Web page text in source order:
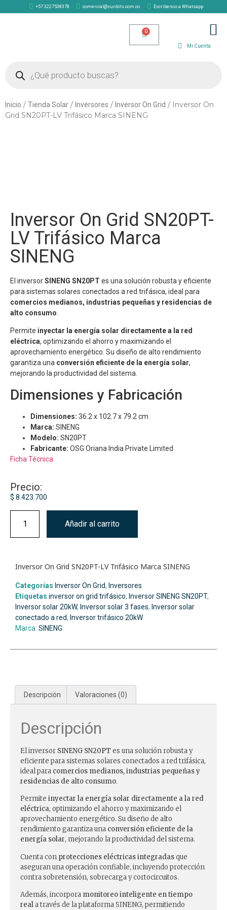
+57 3227538378 comercial@sunbits.com.co Escríbenos a Whatsapp
Mi Cuenta
Inicio / Tienda Solar / Inversores / Inversor On Grid / Inversor On
Grid SN20PT-LV Trifásico Marca SINENG
Inversor On Grid SN20PT-
LV Trifásico Marca
SINENG
El inversorSINENG SN20PT es una solución robusta y eficiente
para sistemas solares conectados a red trifásica, ideal para
comercios medianos, industrias pequeñas y residencias de
alto consumo
Permite inyectar la energía solar directamente a la red
eléctrica, optimizando el ahorro y maximizando el
aprovechamiento energético. Su diseño de alto rendimiento
garantiza una conversión eficiente de la energía solar,
mejorando la productividad del sistema.
Dimensiones y Fabricación
Dimensiones: 36.2 x 102.7 x 79.2 cm
Marca: SINENG
Modelo: SN20PT
Fabricante: OSG Oriana India Private Limited
Ficha Técnica
Precio:
$ 8.423.700
Añadir al carrito
Inversor On Grid SN20PT-LV Trifásico Marca SINENG
Categorías Inversor On Grid, Inversores
Etiquetas inversor on grid trifásico, Inversor SINENG SN20PT,
Inversor solar 20kW, Inversor solar 3 fases, Inversor solar
conectado a red, Inversor trifásico 20kW
Marca: SINENG
Descripción Valoraciones (0)
Descripción
El inversor SINENG SN20PT es una solución robusta y
eficiente para sistemas solares conectados a red trifásica,
ideal para comercios medianos, industrias pequeñas y
residencias de alto consumo.
Permite inyectar la energía solar directamente a la red
eléctrica, optimizando el ahorro y maximizando el
aprovechamiento energético. Su diseño de alto
rendimiento garantiza una conversión eficiente de la
energía solar, mejorando la productividad del sistema.
Cuenta con protecciones eléctricas integradasque
aseguran una operación confiable, incluyendo protección
contra sobretensión, sobrecarga y cortocircuitos.
Además, incorpora monitoreo inteligente en tiempo
reala través de la plataforma SINENG, permitiendo